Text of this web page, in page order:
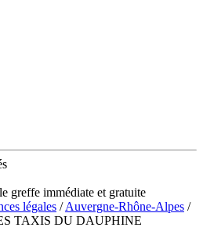
greffe immédiate et gratuite
légales /Auvergne-Rhône-Alpes /
TAXIS DU DAUPHINE